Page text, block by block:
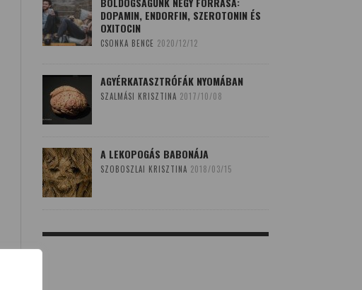
DOPAMIN, ENDORFIN, SZEROTONIN ÉS
OXITOCIN
CSONKA BENCE 2020/12/12
AGYÉRKATASZTRÓFÁK NYOMÁBAN
SZALMÁSI KRISZTINA 2017/10/08
A LEKOPOGÁS BABONÁJA
SZOBOSZLAI KRISZTINA 2018/03/15